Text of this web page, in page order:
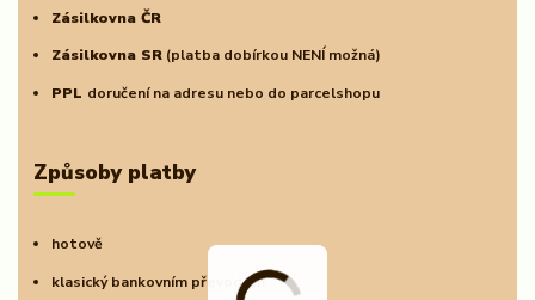
Zásilkovna ČR
Zásilkovna SR (platba dobírkou NENÍ možná)
PPL doručení na adresu nebo do parcelshopu
Způsoby platby
hotově
klasický bankovním převodem